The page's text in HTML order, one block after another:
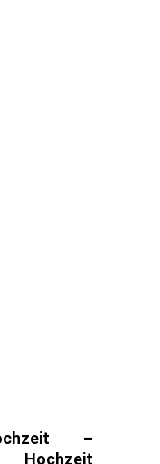
–
Hochzeit